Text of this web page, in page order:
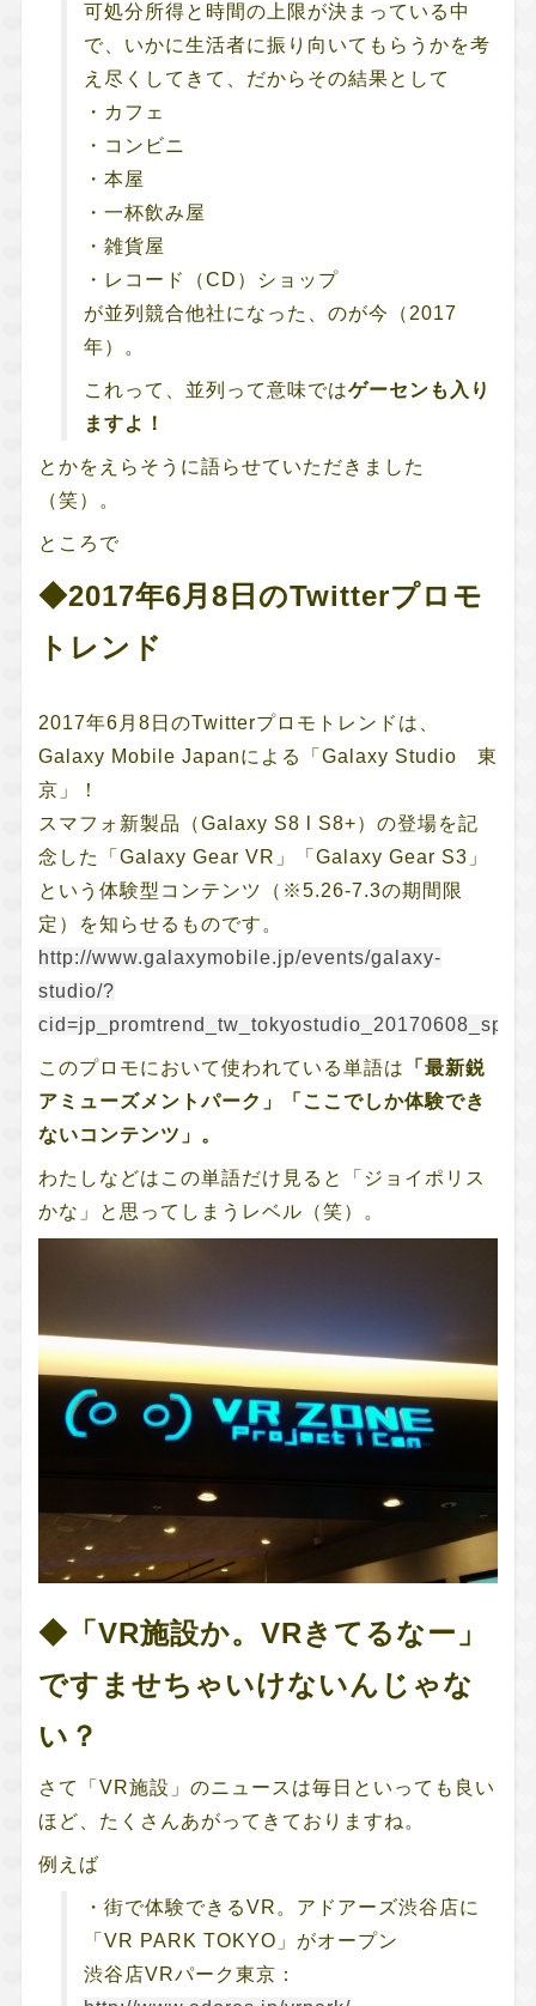
可処分所得と時間の上限が決まっている中
で、いかに生活者に振り向いてもらうかを考
え尽くしてきて、だからその結果として
・カフェ
・コンビニ
・本屋
・一杯飲み屋
・雑貨屋
・レコード（CD）ショップ
が並列競合他社になった、のが今（2017
年）。
これって、並列って意味ではゲーセンも入り
ますよ！
とかをえらそうに語らせていただきました
（笑）。
ところで
◆2017年6月8日のTwitterプロモ
トレンド
2017年6月8日のTwitterプロモトレンドは、
Galaxy Mobile Japanによる「Galaxy Studio 東
京」！
スマフォ新製品（Galaxy S8 l S8+）の登場を記
念した「Galaxy Gear VR」「Galaxy Gear S3」
という体験型コンテンツ（※5.26-7.3の期間限
定）を知らせるものです。
http://www.galaxymobile.jp/events/galaxy-
studio/?
cid=jp_promtrend_tw_tokyostudio_20170608_sp
このプロモにおいて使われている単語は
「最新鋭
アミューズメントパーク」「ここでしか体験でき
ないコンテンツ」。
わたしなどはこの単語だけ見ると「ジョイポリス
かな」と思ってしまうレベル（笑）。
◆「VR施設か。VRきてるなー」
ですませちゃいけないんじゃな
い？
さて「VR施設」のニュースは毎日といっても良い
ほど、たくさんあがってきておりますね。
例えば
・街で体験できるVR。アドアーズ渋谷店に
「VR PARK TOKYO」がオープン
渋谷店VRパーク東京：